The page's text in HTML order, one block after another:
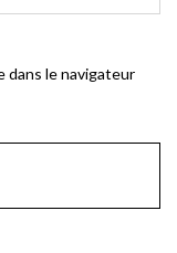
dans le navigateur